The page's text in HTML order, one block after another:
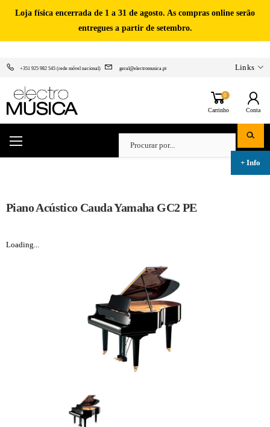
Loja física encerrada de 1 a 31 de agosto. As compras online serão
entregues a partir de setembro.
+351 925 982 545 (rede móvel nacional) geral@electromusica.pt Links
0
Carrinho Conta
Piano Acústico Cauda Yamaha GC2 PE
Loading...